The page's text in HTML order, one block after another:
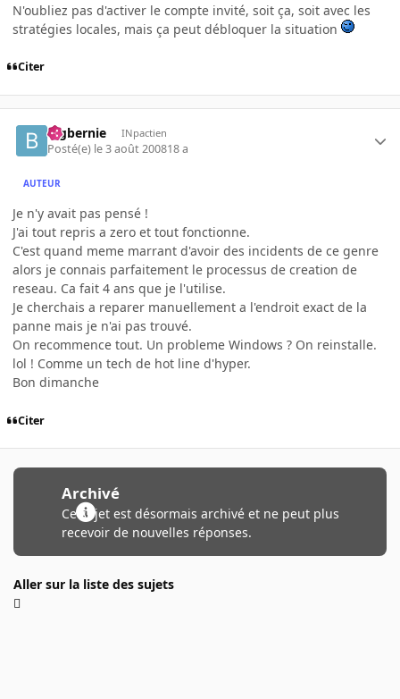
N'oubliez pas d'activer le compte invité, soit ça, soit avec les
stratégies locales, mais ça peut débloquer la situation
Citer
bigbernie INpactien
Posté(e) le 3 août 200818 a
AUTEUR
Je n'y avait pas pensé !
J'ai tout repris a zero et tout fonctionne.
C'est quand meme marrant d'avoir des incidents de ce genre
alors je connais parfaitement le processus de creation de
reseau. Ca fait 4 ans que je l'utilise.
Je cherchais a reparer manuellement a l'endroit exact de la
panne mais je n'ai pas trouvé.
On recommence tout. Un probleme Windows ? On reinstalle.
lol ! Comme un tech de hot line d'hyper.
Bon dimanche
Citer
Archivé
Ce sujet est désormais archivé et ne peut plus
recevoir de nouvelles réponses.
Aller sur la liste des sujets